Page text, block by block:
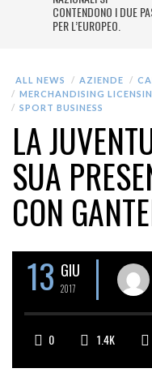
CONTENDONO I DUE
PER L’EUROPEO.
ALL NEWS AZIENDE
MERCHANDISING
SPORT BUSINESS
LA
SUA
CON
13 GIU
2017
0 1.4K